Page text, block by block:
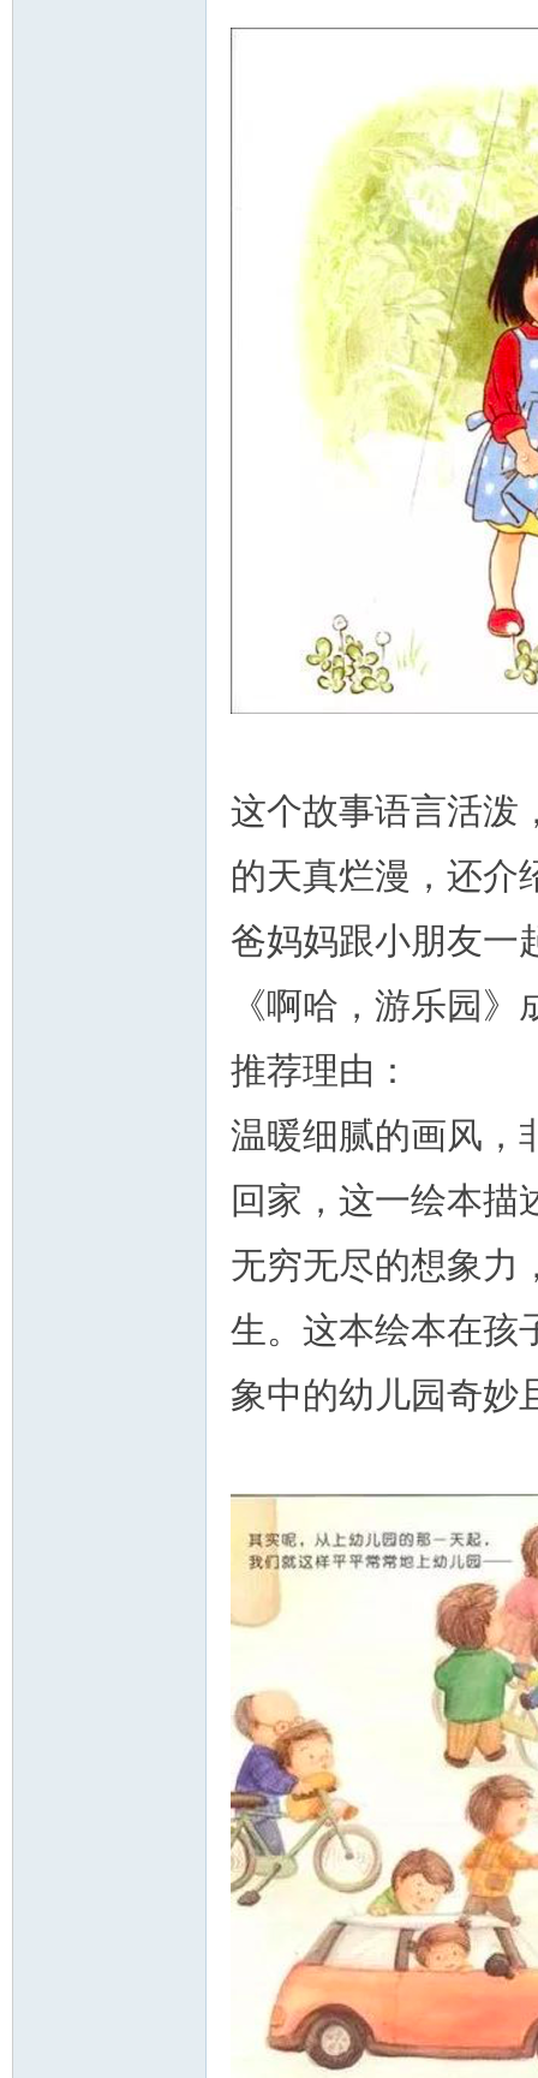
这个故事语言活泼
的天真烂漫，还介
爸妈妈跟小朋友一
《啊哈，游乐园
推荐理由：
温暖细腻的画风，
回家，这一绘本描
无穷无尽的想象力
生。这本绘本在孩
象中的幼儿园奇妙